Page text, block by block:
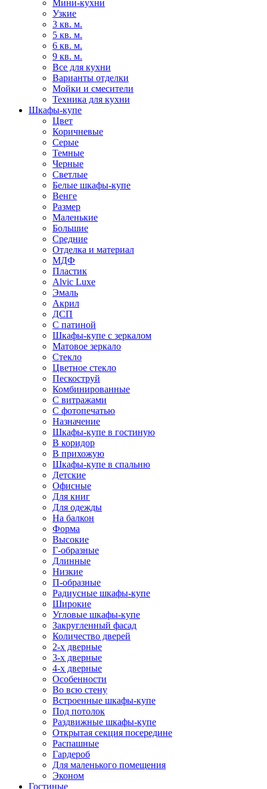
Мини-кухни
Узкие
3 кв. м.
5 кв. м.
6 кв. м.
9 кв. м.
Все для кухни
Варианты отделки
Мойки и смесители
Техника для кухни
Шкафы-купе
Цвет
Коричневые
Серые
Темные
Черные
Светлые
Белые шкафы-купе
Венге
Размер
Маленькие
Большие
Средние
Отделка и материал
МДФ
Пластик
Alvic Luxe
Эмаль
Акрил
ДСП
С патиной
Шкафы-купе с зеркалом
Матовое зеркало
Стекло
Цветное стекло
Пескоструй
Комбинированные
С витражами
С фотопечатью
Назначение
Шкафы-купе в гостиную
В коридор
В прихожую
Шкафы-купе в спальню
Детские
Офисные
Для книг
Для одежды
На балкон
Форма
Высокие
Г-образные
Длинные
Низкие
П-образные
Радиусные шкафы-купе
Широкие
Угловые шкафы-купе
Закругленный фасад
Количество дверей
2-х дверные
3-х дверные
4-х дверные
Особенности
Во всю стену
Встроенные шкафы-купе
Под потолок
Раздвижные шкафы-купе
Открытая секция посередине
Распашные
Гардероб
Для маленького помещения
Эконом
Гостиные